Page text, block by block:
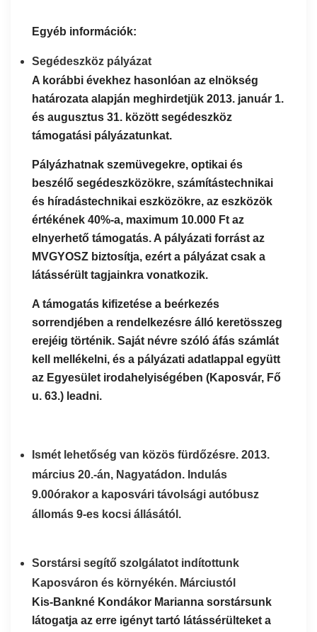
Egyéb információk:
Segédeszköz pályázat
A korábbi évekhez hasonlóan az elnökség
határozata alapján meghirdetjük 2013. január 1.
és augusztus 31. között segédeszköz
támogatási pályázatunkat.
Pályázhatnak szemüvegekre, optikai és
beszélő segédeszközökre, számítástechnikai
és híradástechnikai eszközökre, az eszközök
értékének 40%-a, maximum 10.000 Ft az
elnyerhető támogatás. A pályázati forrást az
MVGYOSZ biztosítja, ezért a pályázat csak a
látássérült tagjainkra vonatkozik.
A támogatás kifizetése a beérkezés
sorrendjében a rendelkezésre álló keretösszeg
erejéig történik. Saját névre szóló áfás számlát
kell mellékelni, és a pályázati adatlappal együtt
az Egyesület irodahelyiségében (Kaposvár, Fő
u. 63.) leadni.
Ismét lehetőség van közös fürdőzésre. 2013.
március 20.-án, Nagyatádon. Indulás
9.00órakor a kaposvári távolsági autóbusz
állomás 9-es kocsi állásától.
Sorstársi segítő szolgálatot indítottunk
Kaposváron és környékén. Márciustól
Kis-Bankné Kondákor Marianna sorstársunk
látogatja az erre igényt tartó látássérülteket a